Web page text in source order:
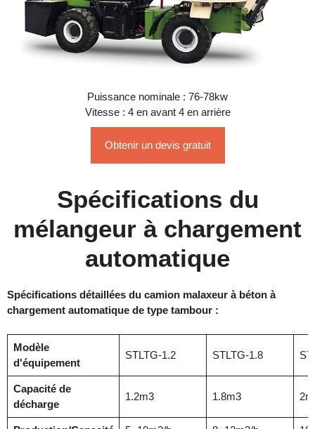
Puissance nominale : 76-78kw
Vitesse : 4 en avant 4 en arrière
Obtenir un devis gratuit
Spécifications du
mélangeur à chargement
automatique
Spécifications détaillées du camion malaxeur à béton à
chargement automatique de type tambour :
Modèle
d'équipement
STLTG-1.2 STLTG-1.8
Capacité de
décharge
1.2m3 1.8m3